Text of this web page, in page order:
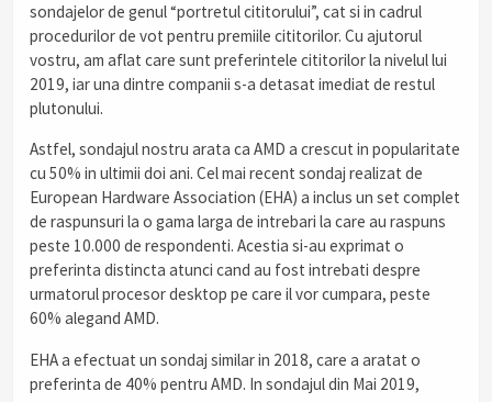
sondajelor de genul “portretul cititorului”, cat si in cadrul
procedurilor de vot pentru premiile cititorilor. Cu ajutorul
vostru, am aflat care sunt preferintele cititorilor la nivelul lui
2019, iar una dintre companii s-a detasat imediat de restul
plutonului.
Astfel, sondajul nostru arata ca AMD a crescut in popularitate
cu 50% in ultimii doi ani. Cel mai recent sondaj realizat de
European Hardware Association (EHA) a inclus un set complet
de raspunsuri la o gama larga de intrebari la care au raspuns
peste 10.000 de respondenti. Acestia si-au exprimat o
preferinta distincta atunci cand au fost intrebati despre
urmatorul procesor desktop pe care il vor cumpara, peste
60% alegand AMD.
EHA a efectuat un sondaj similar in 2018, care a aratat o
preferinta de 40% pentru AMD. In sondajul din Mai 2019,